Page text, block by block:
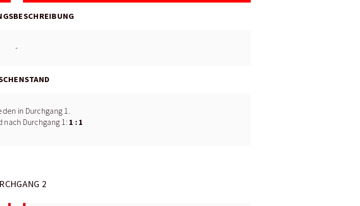
-
in Durchgang 1.
nach Durchgang 1: 1 : 1
2